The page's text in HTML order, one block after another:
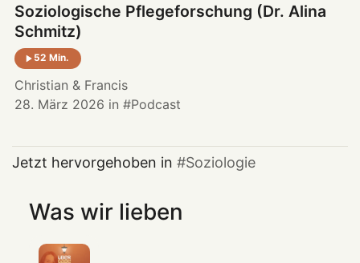
Soziologische Pflegeforschung (Dr. Alina
Schmitz)
52 Min.
Christian & Francis
28. März 2026 in Podcast
Jetzt hervorgehoben in Soziologie
Was wir lieben